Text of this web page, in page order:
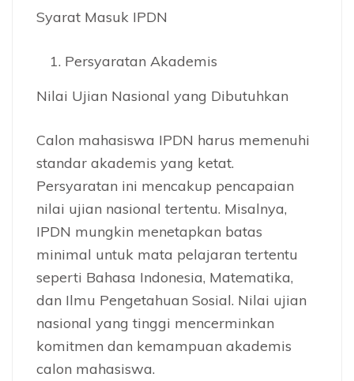
Syarat Masuk IPDN
Persyaratan Akademis
Nilai Ujian Nasional yang Dibutuhkan
Calon mahasiswa IPDN harus memenuhi
standar akademis yang ketat.
Persyaratan ini mencakup pencapaian
nilai ujian nasional tertentu. Misalnya,
IPDN mungkin menetapkan batas
minimal untuk mata pelajaran tertentu
seperti Bahasa Indonesia, Matematika,
dan Ilmu Pengetahuan Sosial. Nilai ujian
nasional yang tinggi mencerminkan
komitmen dan kemampuan akademis
calon mahasiswa.